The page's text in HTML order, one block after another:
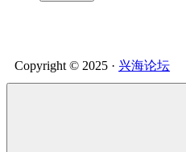
Copyright © 2025 · 兴海论坛